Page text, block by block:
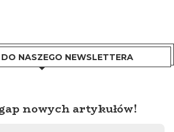
NASZEGO NEWSLETTERA
nowych artykułów!